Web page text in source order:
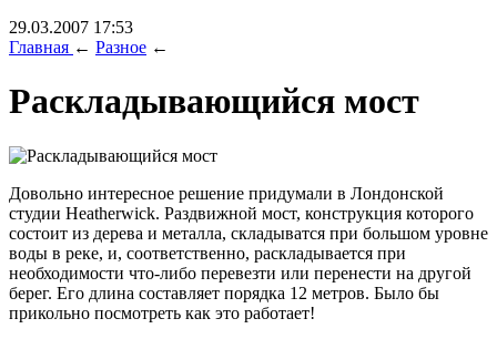
29.03.2007 17:53
Главная ← Разное ←
Раскладывающийся мост
Довольно интересное решение придумали в Лондонской
студии Heatherwick. Раздвижной мост, конструкция которого
состоит из дерева и металла, складыватся при большом уровне
воды в реке, и, соответственно, раскладывается при
необходимости что-либо перевезти или перенести на другой
берег. Его длина составляет порядка 12 метров. Было бы
прикольно посмотреть как это работает!